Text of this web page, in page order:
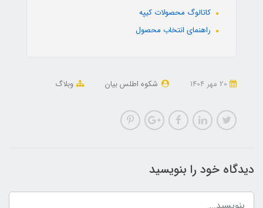
کاتالوگ محصولات کیپه
راهنمای انتخاب محصول
شکوه اطلس بیان وبلاگ
دیدگاه خود را بنویسید